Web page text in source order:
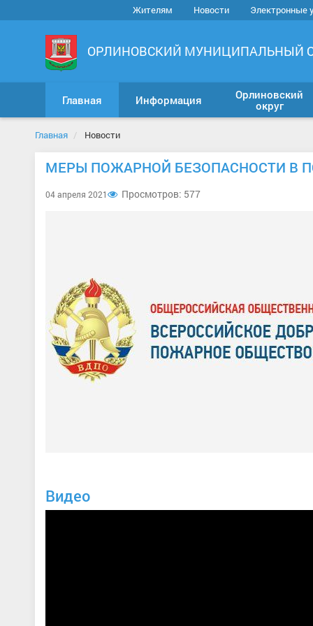
Жителям Новости Электронные
ОРЛИНОВСКИЙ МУНИЦИПАЛЬНЫЙ
Главная Информация
Орлиновский
округ
Главная Новости
МЕРЫ ПОЖАРНОЙ БЕЗОПАСНОСТИ В
04 апреля 2021 Просмотров: 577
Видео